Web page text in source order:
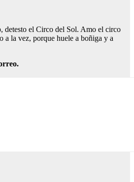
detesto el Circo del Sol. Amo el circo
a la vez, porque huele a boñiga y a